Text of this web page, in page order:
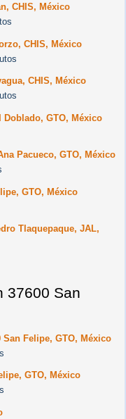
CHIS, México
CHIS, México
CHIS, México
Doblado, GTO, México
Pacueco, GTO, México
GTO, México
Tlaquepaque, JAL,
37600 San
San Felipe, GTO, México
GTO, México